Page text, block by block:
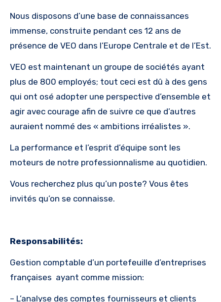
Nous disposons d’une base de connaissances
immense, construite pendant ces 12 ans de
présence de VEO dans l’Europe Centrale et de l’Est.
VEO est maintenant un groupe de sociétés ayant
plus de 800 employés; tout ceci est dû à des gens
qui ont osé adopter une perspective d’ensemble et
agir avec courage afin de suivre ce que d’autres
auraient nommé des « ambitions irréalistes ».
La performance et l’esprit d’équipe sont les
moteurs de notre professionnalisme au quotidien.
Vous recherchez plus qu’un poste? Vous êtes
invités qu’on se connaisse.
Responsabilités:
Gestion comptable d’un portefeuille d’entreprises
françaises ayant comme mission:
– L’analyse des comptes fournisseurs et clients